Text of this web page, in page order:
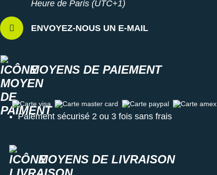
Heure de Paris (UTC+1)
ENVOYEZ-NOUS UN E-MAIL
MOYENS DE PAIEMENT
Carte visa Carte master card Carte paypal Carte amex
Paiement sécurisé 2 ou 3 fois sans frais
MOYENS DE LIVRAISON